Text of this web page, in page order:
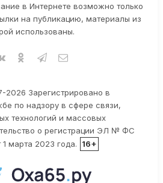
в Интернете возможно только
на публикацию, материалы из
использованы.
2026 Зарегистрировано в
по надзору в сфере связи,
технологий и массовых
о регистрации ЭЛ № ФС
марта 2023 года.
16+